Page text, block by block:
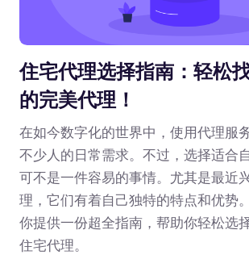
住宅代理选择指南：轻松
的完美代理！
在如今数字化的世界中，使用代理服
不少人的日常需求。不过，选择适合
可不是一件容易的事情。尤其是最近
理，它们有着自己独特的特点和优势
你提供一份超全指南，帮助你轻松选
住宅代理。